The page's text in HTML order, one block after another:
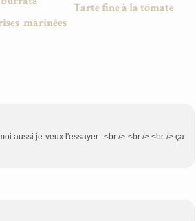
marinées
Tarte fine à la tomate
aussi je veux l'essayer...<br /> <br /> <br /> ça